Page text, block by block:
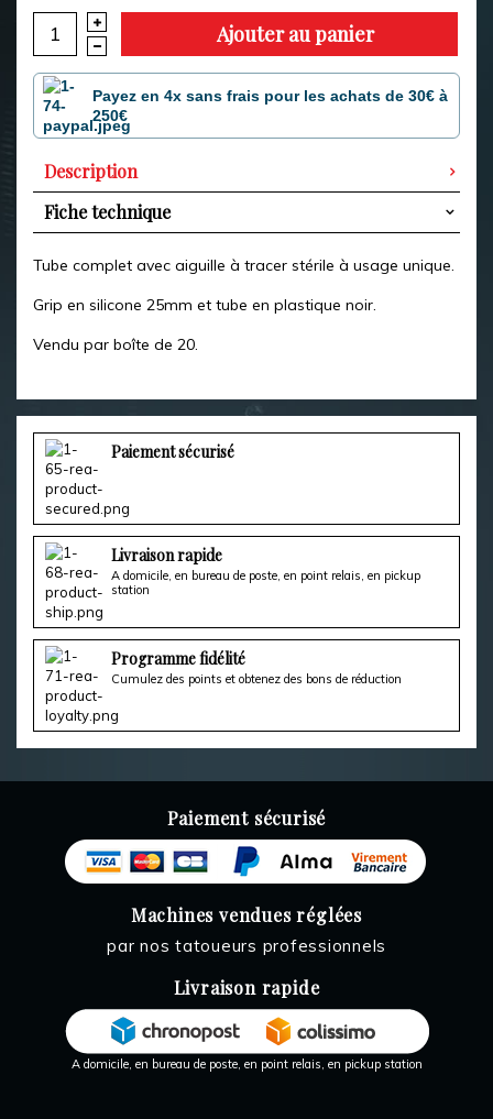
Ajouter au panier
Payez en 4x sans frais pour les achats de 30€ à
250€
Description
Fiche technique
Tube complet avec aiguille à tracer stérile à usage unique.
Grip en silicone 25mm et tube en plastique noir.
Vendu par boîte de 20.
Paiement sécurisé
Livraison rapide
A domicile, en bureau de poste, en point relais, en pickup
station
Programme fidélité
Cumulez des points et obtenez des bons de réduction
Paiement sécurisé
Machines vendues réglées
par nos tatoueurs professionnels
Livraison rapide
A domicile, en bureau de poste, en point relais, en pickup station